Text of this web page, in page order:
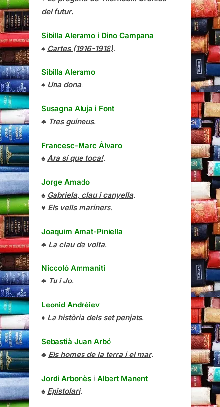
del futur.
Sibilla Aleramo i Dino Campana
♠ Cartes (1916-1918).
Sibilla Aleramo
♠ Una dona.
Susagna Aluja i Font
♣ Tres guineus.
Francesc-Marc Álvaro
♠ Ara sí que toca!.
Jorge Amado
♠ Gabriela, clau i canyella.
♥ Els vells mariners.
Joaquim Amat-Piniella
♣ La clau de volta.
Niccoló Ammaniti
♣ Tu i Jo.
Leonid Andréiev
♦ La història dels set penjats.
Sebastià Juan Arbó
♣ Els homes de la terra i el mar.
Jordi Arbonès i Albert Manent
♠ Epistolari.